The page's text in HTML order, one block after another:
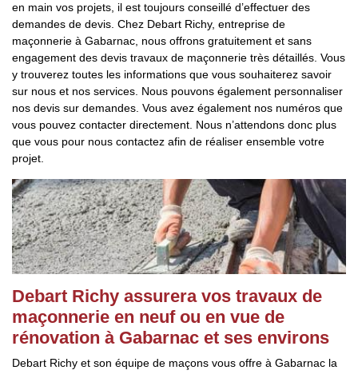
en main vos projets, il est toujours conseillé d’effectuer des
demandes de devis. Chez Debart Richy, entreprise de
maçonnerie à Gabarnac, nous offrons gratuitement et sans
engagement des devis travaux de maçonnerie très détaillés. Vous
y trouverez toutes les informations que vous souhaiterez savoir
sur nous et nos services. Nous pouvons également personnaliser
nos devis sur demandes. Vous avez également nos numéros que
vous pouvez contacter directement. Nous n’attendons donc plus
que vous pour nous contactez afin de réaliser ensemble votre
projet.
Debart Richy assurera vos travaux de
maçonnerie en neuf ou en vue de
rénovation à Gabarnac et ses environs
Debart Richy et son équipe de maçons vous offre à Gabarnac la